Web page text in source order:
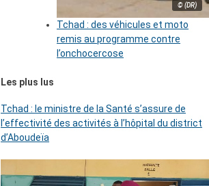
© (DR)
Tchad : des véhicules et moto
remis au programme contre
l’onchocercose
Les plus lus
Tchad : le ministre de la Santé s’assure de
l’effectivité des activités à l’hôpital du district
d’Aboudeïa